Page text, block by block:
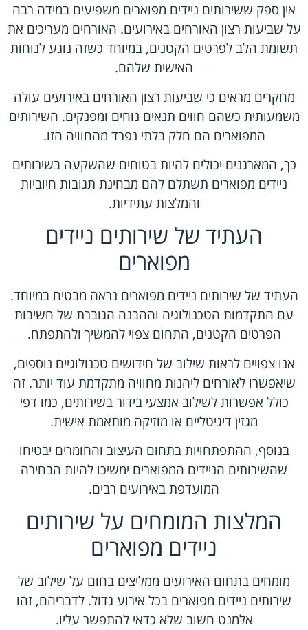
אין ספק ששירותים ניידים מפוארים משפיעים במידה רבה
על שביעות רצון האורחים באירועים. האורחים מעריכים את
תשומת הלב לפרטים הקטנים, במיוחד כשזה נוגע לנוחות
האישית שלהם.
מחקרים מראים כי שביעות רצון האורחים באירועים עולה
משמעותית כשהם חווים תנאים נוחים ומפנקים. השירותים
המפוארים הם חלק בלתי נפרד מהחוויה הזו.
כך, המארגנים יכולים להיות בטוחים שהשקעה בשירותים
ניידים מפוארים תשתלם להם מבחינת תגובות חיוביות
והמלצות עתידיות.
העתיד של שירותים ניידים
מפוארים
העתיד של שירותים ניידים מפוארים נראה מבטיח במיוחד.
עם התקדמות הטכנולוגיה וההבנה הגוברת של חשיבות
הפרטים הקטנים, התחום צפוי להמשיך ולהתפתח.
אנו צפויים לראות שילוב של חידושים טכנולוגיים נוספים,
שיאפשרו לאורחים ליהנות מחוויה מתקדמת עוד יותר. זה
כולל אפשרות לשילוב אמצעי בידור בשירותים, כמו דפי
מגזין דיגיטליים או מוזיקה מותאמת אישית.
בנוסף, ההתפתחויות בתחום העיצוב והחומרים יבטיחו
שהשירותים הניידים המפוארים ימשיכו להיות הבחירה
המועדפת באירועים רבים.
המלצות המומחים על שירותים
ניידים מפוארים
מומחים בתחום האירועים ממליצים בחום על שילוב של
שירותים ניידים מפוארים בכל אירוע גדול. לדבריהם, זהו
אלמנט חשוב שלא כדאי להתפשר עליו.